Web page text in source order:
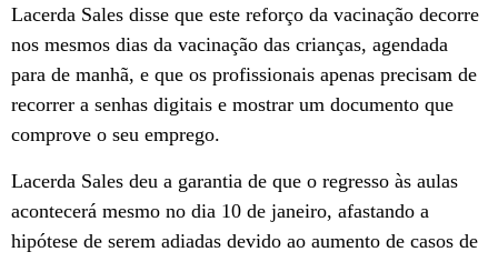
Lacerda Sales disse que este reforço da vacinação decorre
nos mesmos dias da vacinação das crianças, agendada
para de manhã, e que os profissionais apenas precisam de
recorrer a senhas digitais e mostrar um documento que
comprove o seu emprego.
Lacerda Sales deu a garantia de que o regresso às aulas
acontecerá mesmo no dia 10 de janeiro, afastando a
hipótese de serem adiadas devido ao aumento de casos de